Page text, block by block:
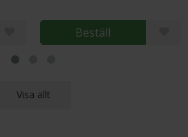
Beställ
Visa allt